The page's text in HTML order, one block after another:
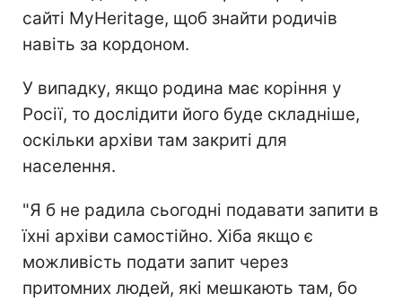
сайті MyHeritage, щоб знайти родичів
навіть за кордоном.
У випадку, якщо родина має коріння у
Росії, то дослідити його буде складніше,
оскільки архіви там закриті для
населення.
"Я б не радила сьогодні подавати запити в
їхні архіви самостійно. Хіба якщо є
можливість подати запит через
притомних людей, які мешкають там, бо